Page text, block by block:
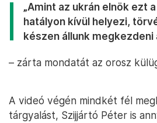
„Amint az ukrán elnök ezt
hatályon kívül helyezi,
készen állunk megkezdeni
– zárta mondatát az orosz
A videó végén mindkét fél
tárgyalást, Szijjártó Péter is